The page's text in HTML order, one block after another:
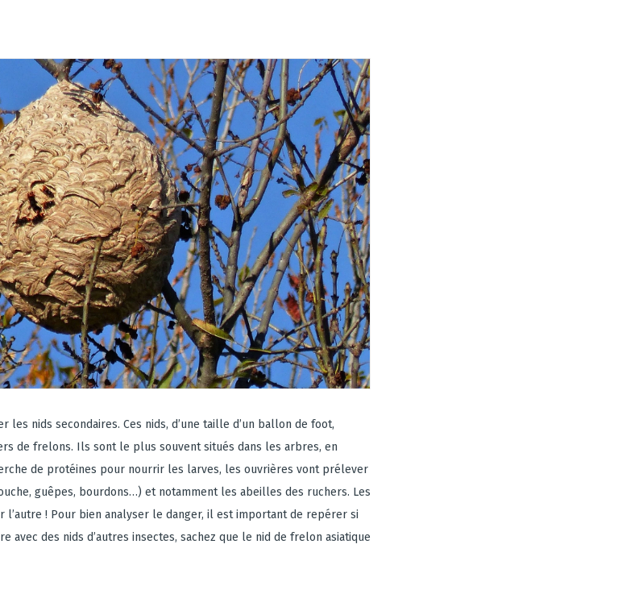
les nids secondaires. Ces nids, d’une taille d’un ballon de foot,
de frelons. Ils sont le plus souvent situés dans les arbres, en
de protéines pour nourrir les larves, les ouvrières vont prélever
guêpes, bourdons…) et notamment les abeilles des ruchers. Les
l’autre ! Pour bien analyser le danger, il est important de repérer si
avec des nids d’autres insectes, sachez que le nid de frelon asiatique